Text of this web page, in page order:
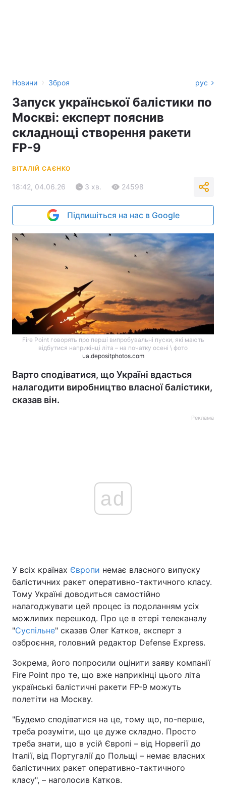
Новини › Зброя рус
Запуск української балістики по
Москві: експерт пояснив
складнощі створення ракети
FP-9
ВІТАЛІЙ САЄНКО
18:42, 04.06.26 3 хв. 24598
Підпишіться на нас в Google
Fire Point говорять про перші випробувальні пуски, які мають
відбутися наприкінці літа – на початку осені \ фото
ua.depositphotos.com
Варто сподіватися, що Україні вдасться
налагодити виробництво власної балістики,
сказав він.
Реклама
ad
У всіх країнах Європи немає власного випуску
балістичних ракет оперативно-тактичного класу.
Тому Україні доводиться самостійно
налагоджувати цей процес із подоланням усіх
можливих перешкод. Про це в етері телеканалу
"Суспільне" сказав Олег Катков, експерт з
озброєння, головний редактор Defense Express.
Зокрема, його попросили оцінити заяву компанії
Fire Point про те, що вже наприкінці цього літа
українські балістичні ракети FP-9 можуть
полетіти на Москву.
"Будемо сподіватися на це, тому що, по-перше,
треба розуміти, що це дуже складно. Просто
треба знати, що в усій Європі – від Норвегії до
Італії, від Португалії до Польщі – немає власних
балістичних ракет оперативно-тактичного
класу", – наголосив Катков.